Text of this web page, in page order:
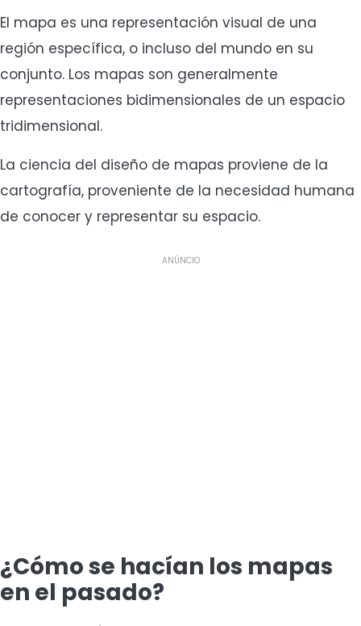
El mapa es una representación visual de una
región específica, o incluso del mundo en su
conjunto. Los mapas son generalmente
representaciones bidimensionales de un espacio
tridimensional.
La ciencia del diseño de mapas proviene de la
cartografía, proveniente de la necesidad humana
de conocer y representar su espacio.
ANÚNCIO
¿Cómo se hacían los mapas
en el pasado?